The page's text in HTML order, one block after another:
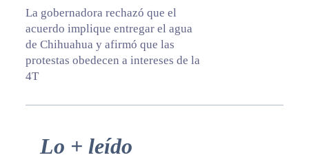
La gobernadora rechazó que el
acuerdo implique entregar el agua
de Chihuahua y afirmó que las
protestas obedecen a intereses de la
4T
Primary
Lo + leído